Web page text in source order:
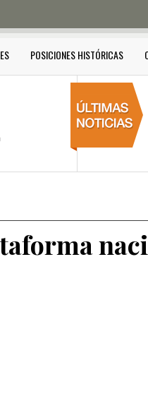
POSICIONES HISTÓRICAS